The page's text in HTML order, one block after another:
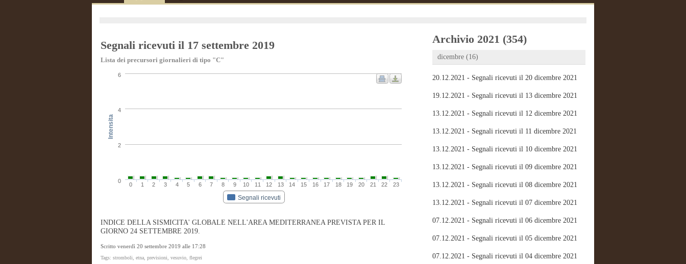
Segnali ricevuti il 17 settembre 2019
Lista dei precursori giornalieri di tipo "C"
Intensita
Segnali ricevuti
0 1 2 3 4 5 6 7 8 9 10 11 12 13 14 15 16 17 18 19 20 21 22 23
0
2
4
6
INDICE DELLA SISMICITA' GLOBALE NELL'AREA MEDITERRANEA PREVISTA PER IL
GIORNO 24 SETTEMBRE 2019.
Scritto venerdì 20 settembre 2019 alle 17:28
Tags: stromboli, etna, previsioni, vesuvio, flegrei
Archivio 2021 (354)
dicembre (16)
20.12.2021 - Segnali ricevuti il 20 dicembre 2021
19.12.2021 - Segnali ricevuti il 13 dicembre 2021
13.12.2021 - Segnali ricevuti il 12 dicembre 2021
13.12.2021 - Segnali ricevuti il 11 dicembre 2021
13.12.2021 - Segnali ricevuti il 10 dicembre 2021
13.12.2021 - Segnali ricevuti il 09 dicembre 2021
13.12.2021 - Segnali ricevuti il 08 dicembre 2021
13.12.2021 - Segnali ricevuti il 07 dicembre 2021
07.12.2021 - Segnali ricevuti il 06 dicembre 2021
07.12.2021 - Segnali ricevuti il 05 dicembre 2021
07.12.2021 - Segnali ricevuti il 04 dicembre 2021